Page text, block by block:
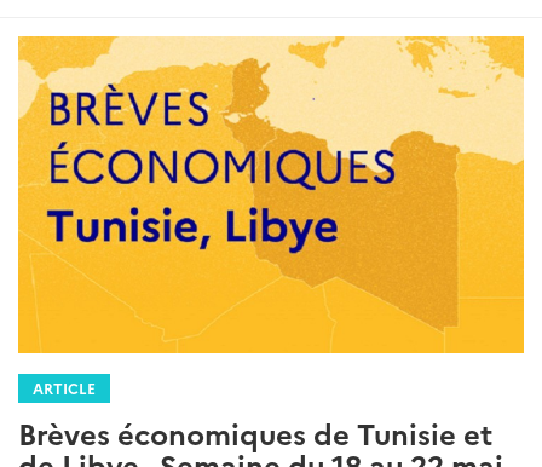
ARTICLE
Brèves économiques de Tunisie et